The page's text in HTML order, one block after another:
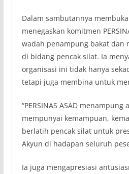
Dalam sambutannya
menegaskan komitmen
wadah penampung bakat dan
di bidang pencak silat. Ia
organisasi ini tidak hanya
tetapi juga membina untuk
“PERSINAS ASAD menampung
mempunyai kemampuan,
berlatih pencak silat untuk
Akyun di hadapan seluruh
Ia juga mengapresiasi